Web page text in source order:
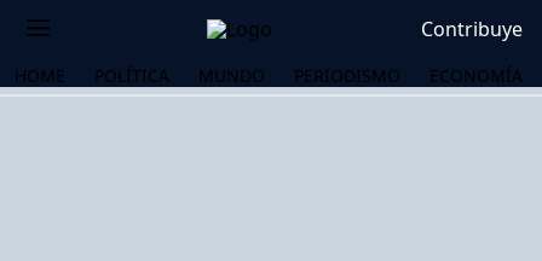
Contribuye
HOME POLÍTICA MUNDO PERIODISMO ECONOMÍA